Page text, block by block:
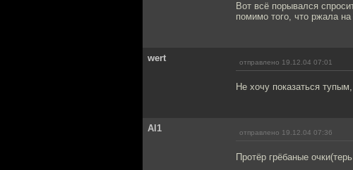
Вот всё порывался
помимо того, что ржала
wert отправлено 19.12.04 07:01
Не хочу показаться
Al1 отправлено 19.12.04 07:36
Протёр грёбаные